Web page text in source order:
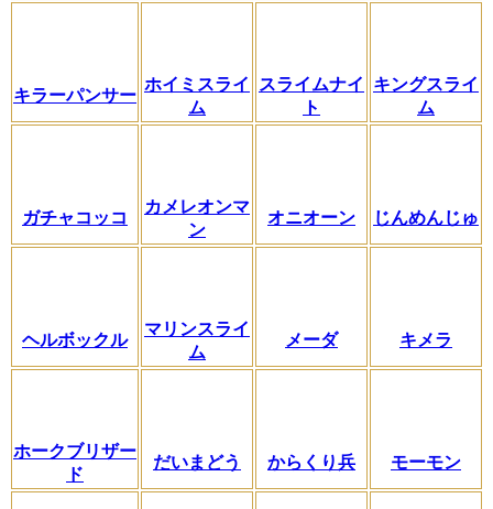
キラーパンサー
ホイミスライ
ム
スライムナイ
ト
キングスライ
ム
ガチャコッコ
カメレオンマ
ン
オニオーン じんめんじゅ
ヘルボックル
マリンスライ
ム
メーダ キメラ
ホークブリザー
ド
だいまどう からくり兵 モーモン